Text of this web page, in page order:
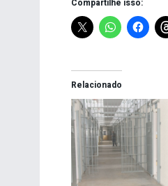
Compartilhe isso:
Relacionado